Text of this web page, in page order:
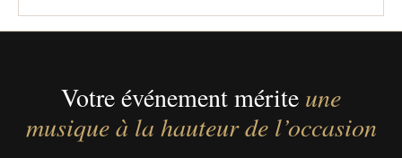
Votre événement mérite une
musique à la hauteur de l’occasion